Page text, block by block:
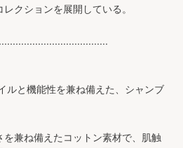
クションを展開している。
ルと機能性を兼ね備えた、シャンブ
兼ね備えたコットン素材で、肌触